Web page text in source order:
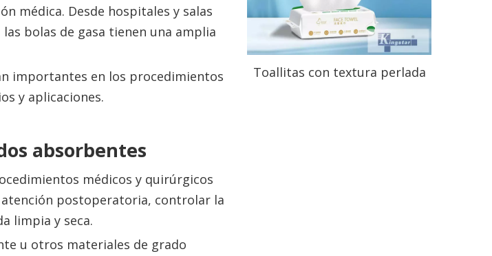
médica. Desde hospitales y salas
bolas de gasa tienen una amplia
importantes en los procedimientos
y aplicaciones.
absorbentes
médicos y quirúrgicos
atención postoperatoria, controlar la
limpia y seca.
u otros materiales de grado
Toallitas con textura perlada